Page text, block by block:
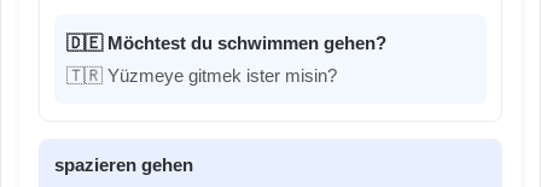
🇩🇪 Möchtest du schwimmen gehen?
🇹🇷 Yüzmeye gitmek ister misin?
spazieren gehen